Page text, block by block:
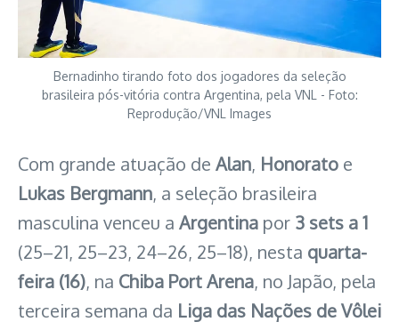
Bernadinho tirando foto dos jogadores da seleção
brasileira pós-vitória contra Argentina, pela VNL - Foto:
Reprodução/VNL Images
Com grande atuação de Alan, Honorato e
Lukas Bergmann, a seleção brasileira
masculina venceu a Argentina por 3 sets a 1
(25–21, 25–23, 24–26, 25–18), nesta quarta-
feira (16), na Chiba Port Arena, no Japão, pela
terceira semana da Liga das Nações de Vôlei